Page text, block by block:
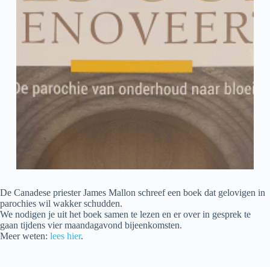
De Canadese priester James Mallon schreef een boek dat gelovigen in
parochies wil wakker schudden.
We nodigen je uit het boek samen te lezen en er over in gesprek te
gaan tijdens vier maandagavond bijeenkomsten.
Meer weten: lees hier.